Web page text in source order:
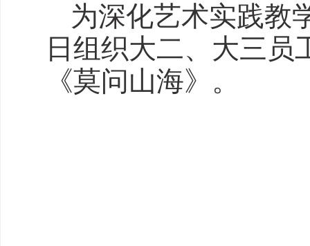
为深化艺术实践教
日组织大二、大三
《莫问山海》。